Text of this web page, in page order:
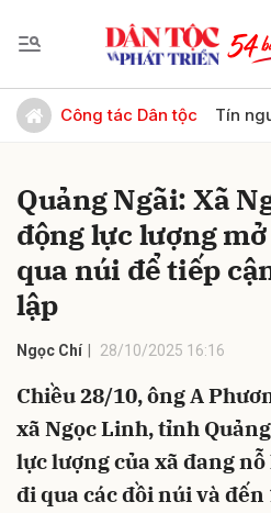
Công tác Dân tộc Tín
Quảng Ngãi: Xã
động lực lượng
qua núi để tiếp
lập
Ngọc Chí 28/10/2025 16:16
Chiều 28/10, ông A
xã Ngọc Linh, tỉnh
lực lượng của xã đang
đi qua các đồi núi và đến
Gửi bình luận